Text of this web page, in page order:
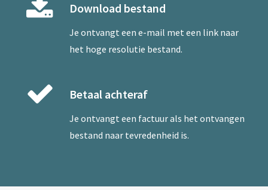
Download bestand
Je ontvangt een e-mail met een link naar
het hoge resolutie bestand.
Betaal achteraf
Je ontvangt een factuur als het ontvangen
bestand naar tevredenheid is.